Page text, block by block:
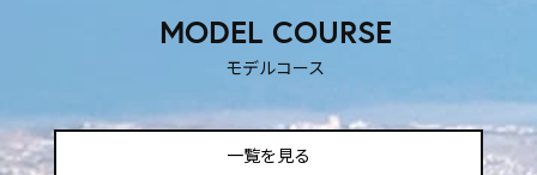
MODEL COURSE
モデルコース
一覧を見る